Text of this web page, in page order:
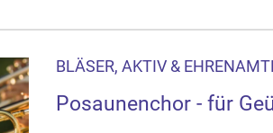
BLÄSER, AKTIV &
Posaunenchor - für